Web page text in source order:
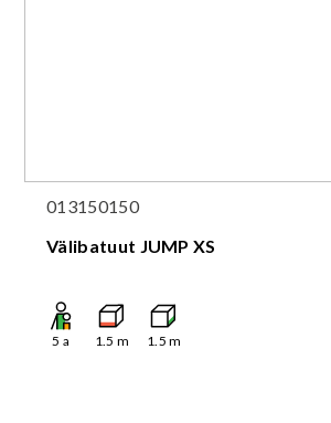
013150150
Välibatuut JUMP XS
5 a 1.5 m 1.5 m